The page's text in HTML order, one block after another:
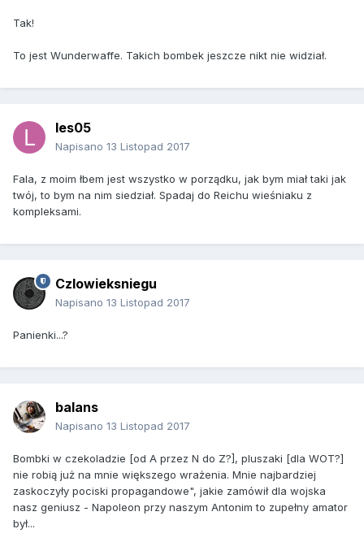
Tak!
To jest Wunderwaffe. Takich bombek jeszcze nikt nie widział.
les05
Napisano 13 Listopad 2017
Fala, z moim łbem jest wszystko w porządku, jak bym miał taki jak
twój, to bym na nim siedział. Spadaj do Reichu wieśniaku z
kompleksami.
Czlowieksniegu
Napisano 13 Listopad 2017
Panienki...?
balans
Napisano 13 Listopad 2017
Bombki w czekoladzie [od A przez N do Z?], pluszaki [dla WOT?]
nie robią już na mnie większego wrażenia. Mnie najbardziej
zaskoczyły pociski propagandowe", jakie zamówił dla wojska
nasz geniusz - Napoleon przy naszym Antonim to zupełny amator
był...